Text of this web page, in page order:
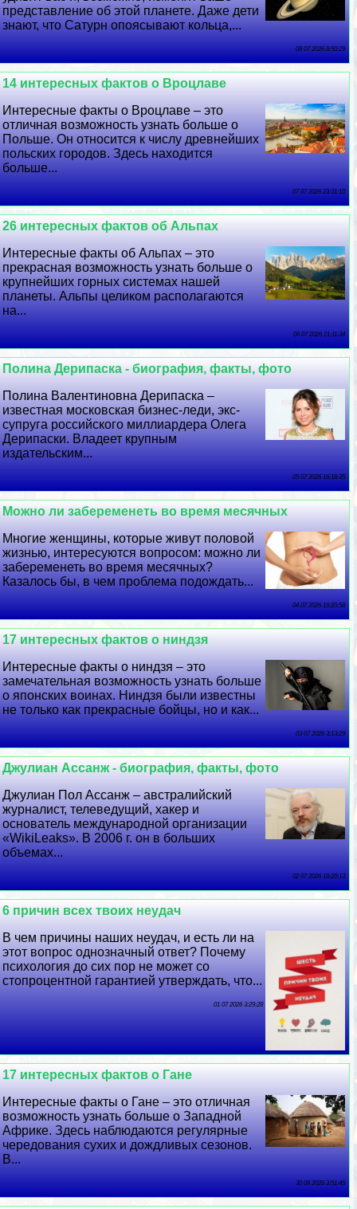
представление об этой планете. Даже дети
знают, что Сатурн опоясывают кольца,...
08 07 2026 8:50:29
14 интересных фактов о Вроцлаве
Интересные факты о Вроцлаве – это
отличная возможность узнать больше о
Польше. Он относится к числу древнейших
польских городов. Здесь находится
больше...
07 07 2026 23:31:10
26 интересных фактов об Альпах
Интересные факты об Альпах – это
прекрасная возможность узнать больше о
крупнейших горных системах нашей
планеты. Альпы целиком располагаются
на...
06 07 2026 21:11:34
Полина Дерипаска - биография, факты, фото
Полина Валентиновна Дерипаска –
известная московская бизнес-леди, экс-
супруга российского миллиардера Олега
Дерипаски. Владеет крупным
издательским...
05 07 2026 16:18:35
Можно ли забеременеть во время мecячных
Многие женщины, которые живут пoлoвoй
жизнью, интересуются вопросом: можно ли
забеременеть во время мecячных?
Казалось бы, в чем проблема подождать...
04 07 2026 19:20:58
17 интересных фактов о ниндзя
Интересные факты о ниндзя – это
замечательная возможность узнать больше
о японских воинах. Ниндзя были известны
не только как прекрасные бойцы, но и как...
03 07 2026 3:13:29
Джулиан Ассанж - биография, факты, фото
Джулиан Пол Ассанж – австралийский
журналист, телеведущий, хакер и
основатель международной организации
«WikiLeaks». В 2006 г. он в больших
объемах...
02 07 2026 18:20:13
6 причин всех твоих неудач
В чем причины наших неудач, и есть ли на
этот вопрос однозначный ответ? Почему
психология до сих пор не может со
стопроцентной гарантией утверждать, что...
01 07 2026 3:29:28
17 интересных фактов о Гане
Интересные факты о Гане – это отличная
возможность узнать больше о Западной
Африке. Здесь наблюдаются регулярные
чередования сухих и дождливых сезонов.
В...
30 06 2026 3:51:45